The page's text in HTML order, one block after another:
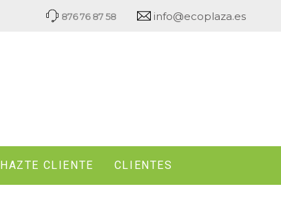
876 76 87 58 info@ecoplaza.es
HAZTE CLIENTE CLIENTES